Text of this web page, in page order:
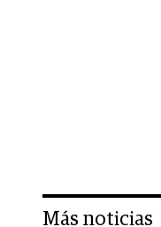
Más noticias